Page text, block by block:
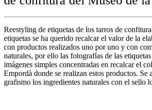
Reestyling de etiquetas de los tarros de
etiquetas se ha querido recalcar el valor de la
con productos realizados uno por uno y con
naturales, por ello las fotografías de las
imágenes simples concentradas en recalcar el
Empordà donde se realizan estos productos. Se
grafismo los ingredientes naturales con el sello